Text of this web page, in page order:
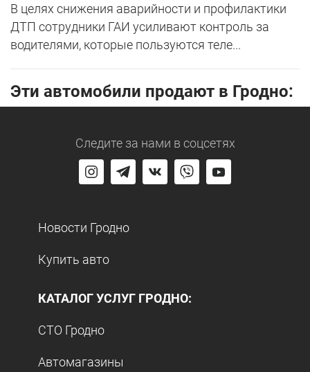
В целях снижения аварийности и профилактики
ДТП сотрудники ГАИ усиливают контроль за
водителями, которые пользуются теле...
Эти автомобили продают в Гродно:
Следите за нами в соцсетях
Новости Гродно
Купить авто
КАТАЛОГ УСЛУГ ГРОДНО:
СТО Гродно
Автомагазины